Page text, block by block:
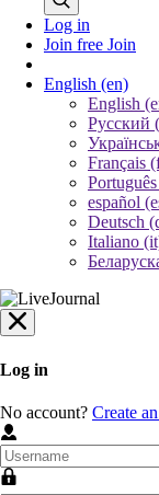
Log in
Join free Join
English (en)
English
Русский
Français
español
Deutsch
Italiano
Log in
No account? Create